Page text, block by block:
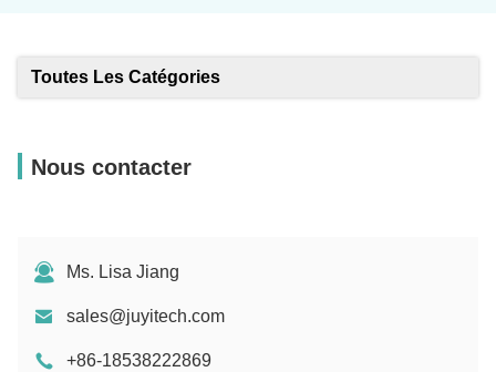
Toutes Les Catégories
Nous contacter
Ms. Lisa Jiang
sales@juyitech.com
+86-18538222869